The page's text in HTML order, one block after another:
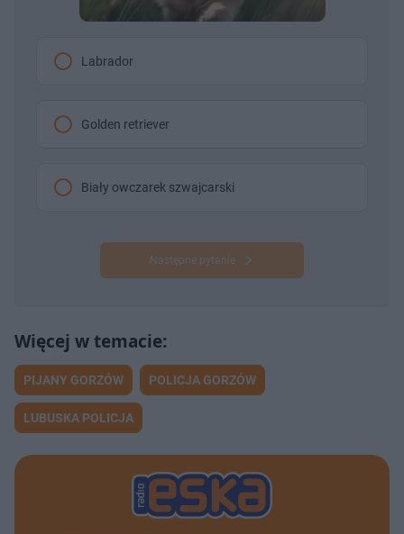
Labrador
Golden retriever
Biały owczarek szwajcarski
Następne pytanie
PIJANY GORZÓW POLICJA GORZÓW
LUBUSKA POLICJA